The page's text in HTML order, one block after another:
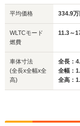
サイズ
(全長x全幅x全高)
平均価格 334.9万
WLTCモード
燃費
11.3～
車体寸法
(全長x全幅x全
高)
全長：
全幅：
全高：